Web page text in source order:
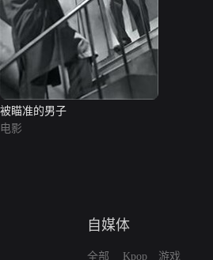
被瞄准的男子
电影
自媒体
全部 Kpop 游戏